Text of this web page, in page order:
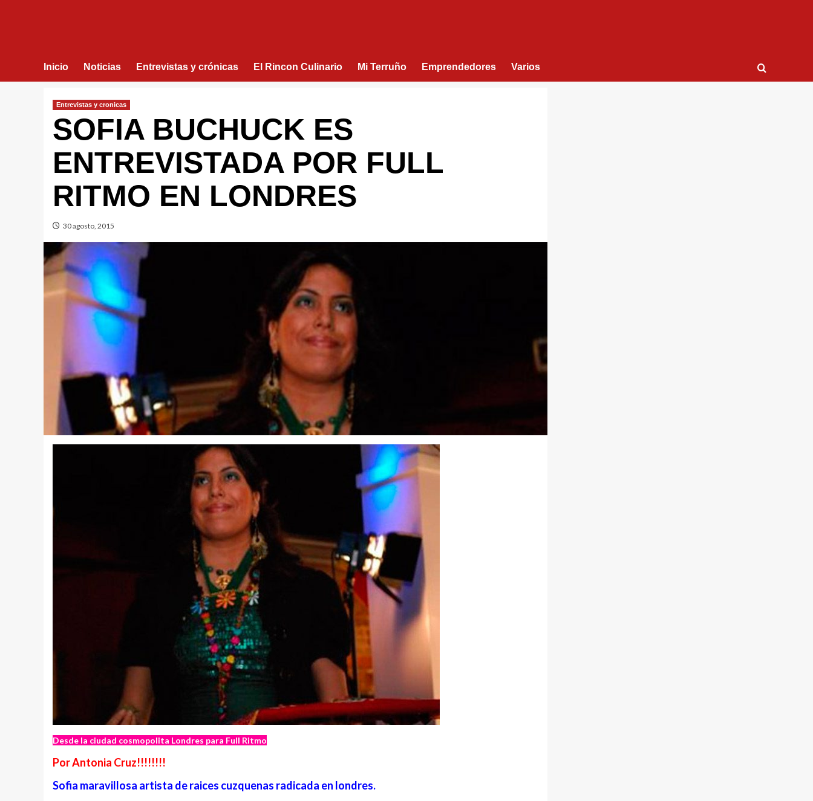
Inicio Noticias Entrevistas y crónicas El Rincon Culinario Mi Terruño Emprendedores Varios
Entrevistas y cronicas
SOFIA BUCHUCK ES
ENTREVISTADA POR FULL
RITMO EN LONDRES
30 agosto, 2015
Desde la ciudad cosmopolita Londres para Full Ritmo
Por Antonia Cruz!!!!!!!!
Sofia maravillosa artista de raices cuzquenas radicada en londres.